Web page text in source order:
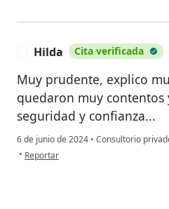
Hilda Cita verificada
Muy prudente, explico
quedaron muy contentos
seguridad y confianza...
6 de junio de 2024 • Consultorio
• en opinión del usuario Hilda
Reportar